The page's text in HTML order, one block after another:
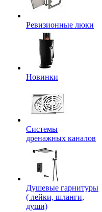
Ревизионные люки
Новинки
Системы
дренажных каналов
Душевые гарнитуры
( лейки, шланги,
души)